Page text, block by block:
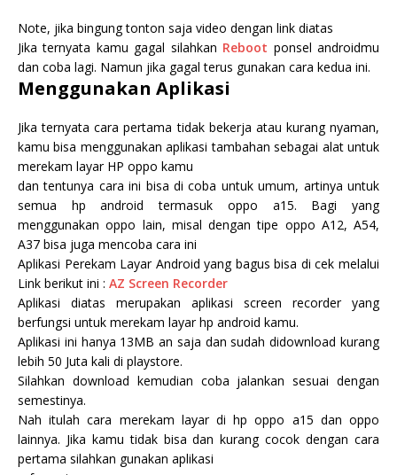
Note, jika bingung tonton saja video dengan link diatas
Jika ternyata kamu gagal silahkan Reboot ponsel androidmu
dan coba lagi. Namun jika gagal terus gunakan cara kedua ini.
Menggunakan Aplikasi
Jika ternyata cara pertama tidak bekerja atau kurang nyaman,
kamu bisa menggunakan aplikasi tambahan sebagai alat untuk
merekam layar HP oppo kamu
dan tentunya cara ini bisa di coba untuk umum, artinya untuk
semua hp android termasuk oppo a15. Bagi yang
menggunakan oppo lain, misal dengan tipe oppo A12, A54,
A37 bisa juga mencoba cara ini
Aplikasi Perekam Layar Android yang bagus bisa di cek melalui
Link berikut ini : AZ Screen Recorder
Aplikasi diatas merupakan aplikasi screen recorder yang
berfungsi untuk merekam layar hp android kamu.
Aplikasi ini hanya 13MB an saja dan sudah didownload kurang
lebih 50 Juta kali di playstore.
Silahkan download kemudian coba jalankan sesuai dengan
semestinya.
Nah itulah cara merekam layar di hp oppo a15 dan oppo
lainnya. Jika kamu tidak bisa dan kurang cocok dengan cara
pertama silahkan gunakan aplikasi